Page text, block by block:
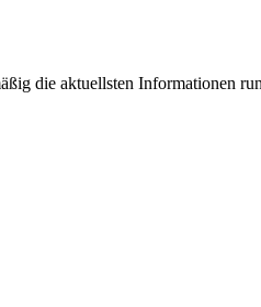
die aktuellsten Informationen